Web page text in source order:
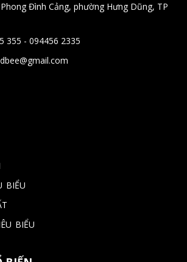
Đình Cảng, phường Hưng Dũng, TP
355 - 094456 2335
BIỂU
BIỂU